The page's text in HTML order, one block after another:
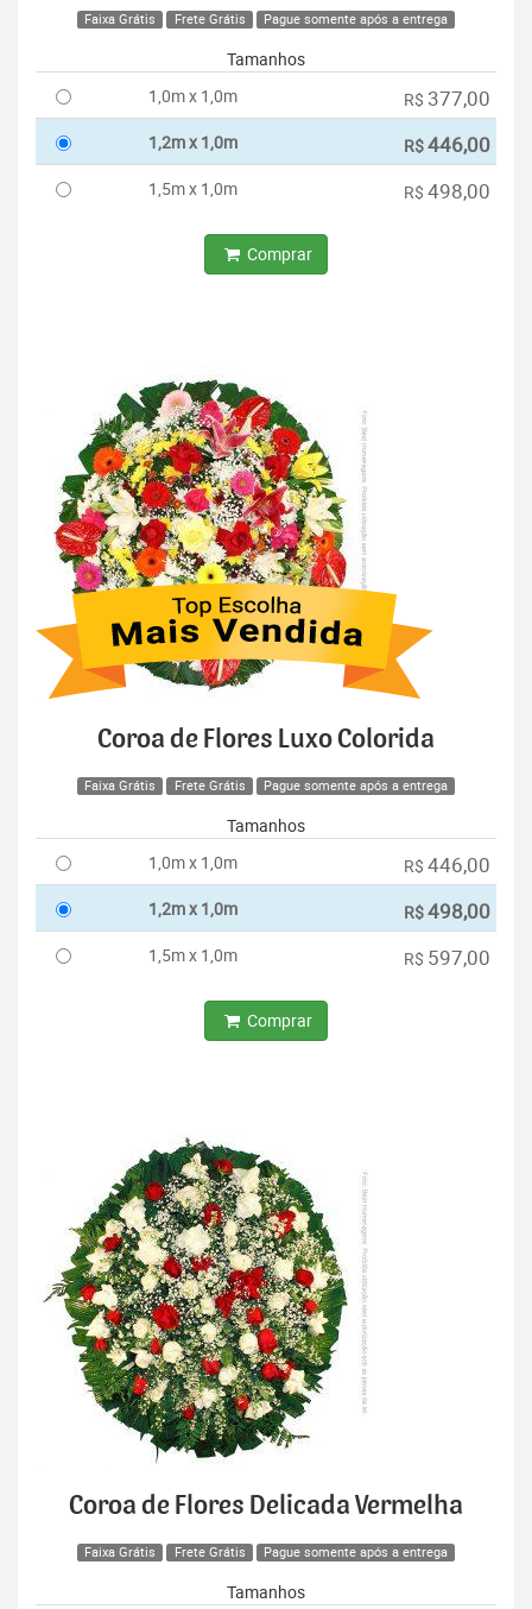
Faixa Grátis Frete Grátis Pague somente após a entrega
Tamanhos
1,0m x 1,0m
R$ 377,00
1,2m x 1,0m R$446,00
1,5m x 1,0m R$ 498,00
Comprar
Coroa de Flores Luxo Colorida
Faixa Grátis Frete Grátis Pague somente após a entrega
Tamanhos
1,0m x 1,0m
R$ 446,00
1,2m x 1,0m R$498,00
1,5m x 1,0m R$ 597,00
Comprar
Coroa de Flores Delicada Vermelha
Faixa Grátis Frete Grátis Pague somente após a entrega
Tamanhos